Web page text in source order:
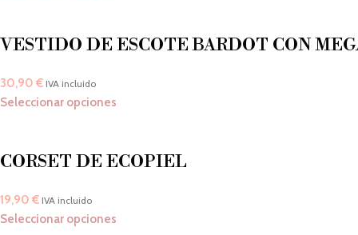
VESTIDO DE ESCOTE BARDOT CON
30,90 € IVA incluido
Seleccionar opciones
CORSET DE ECOPIEL
19,90 € IVA incluido
Seleccionar opciones